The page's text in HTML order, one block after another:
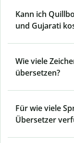
Kann ich
und Gujarati
Wie viele
übersetzen?
Für wie viele
Übersetzer